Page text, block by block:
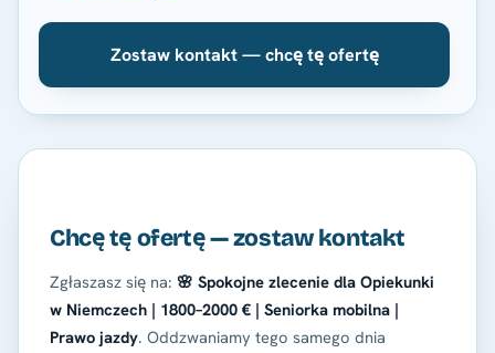
Zostaw kontakt — chcę tę ofertę
Chcę tę ofertę — zostaw kontakt
Zgłaszasz się na: 🌸 Spokojne zlecenie dla Opiekunki
w Niemczech | 1800–2000 € | Seniorka mobilna |
Prawo jazdy. Oddzwaniamy tego samego dnia